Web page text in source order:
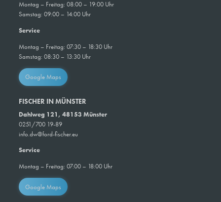
Montag – Freitag: 08:00 – 19:00 Uhr
Samstag: 09:00 – 14:00 Uhr
Service
Montag – Freitag: 07:30 – 18:30 Uhr
Samstag: 08:30 – 13:30 Uhr
Google Maps
FISCHER IN MÜNSTER
Dahlweg 121, 48153 Münster
0251/700 19-89
info.dw@ford-fischer.eu
Service
Montag – Freitag: 07:00 – 18:00 Uhr
Google Maps